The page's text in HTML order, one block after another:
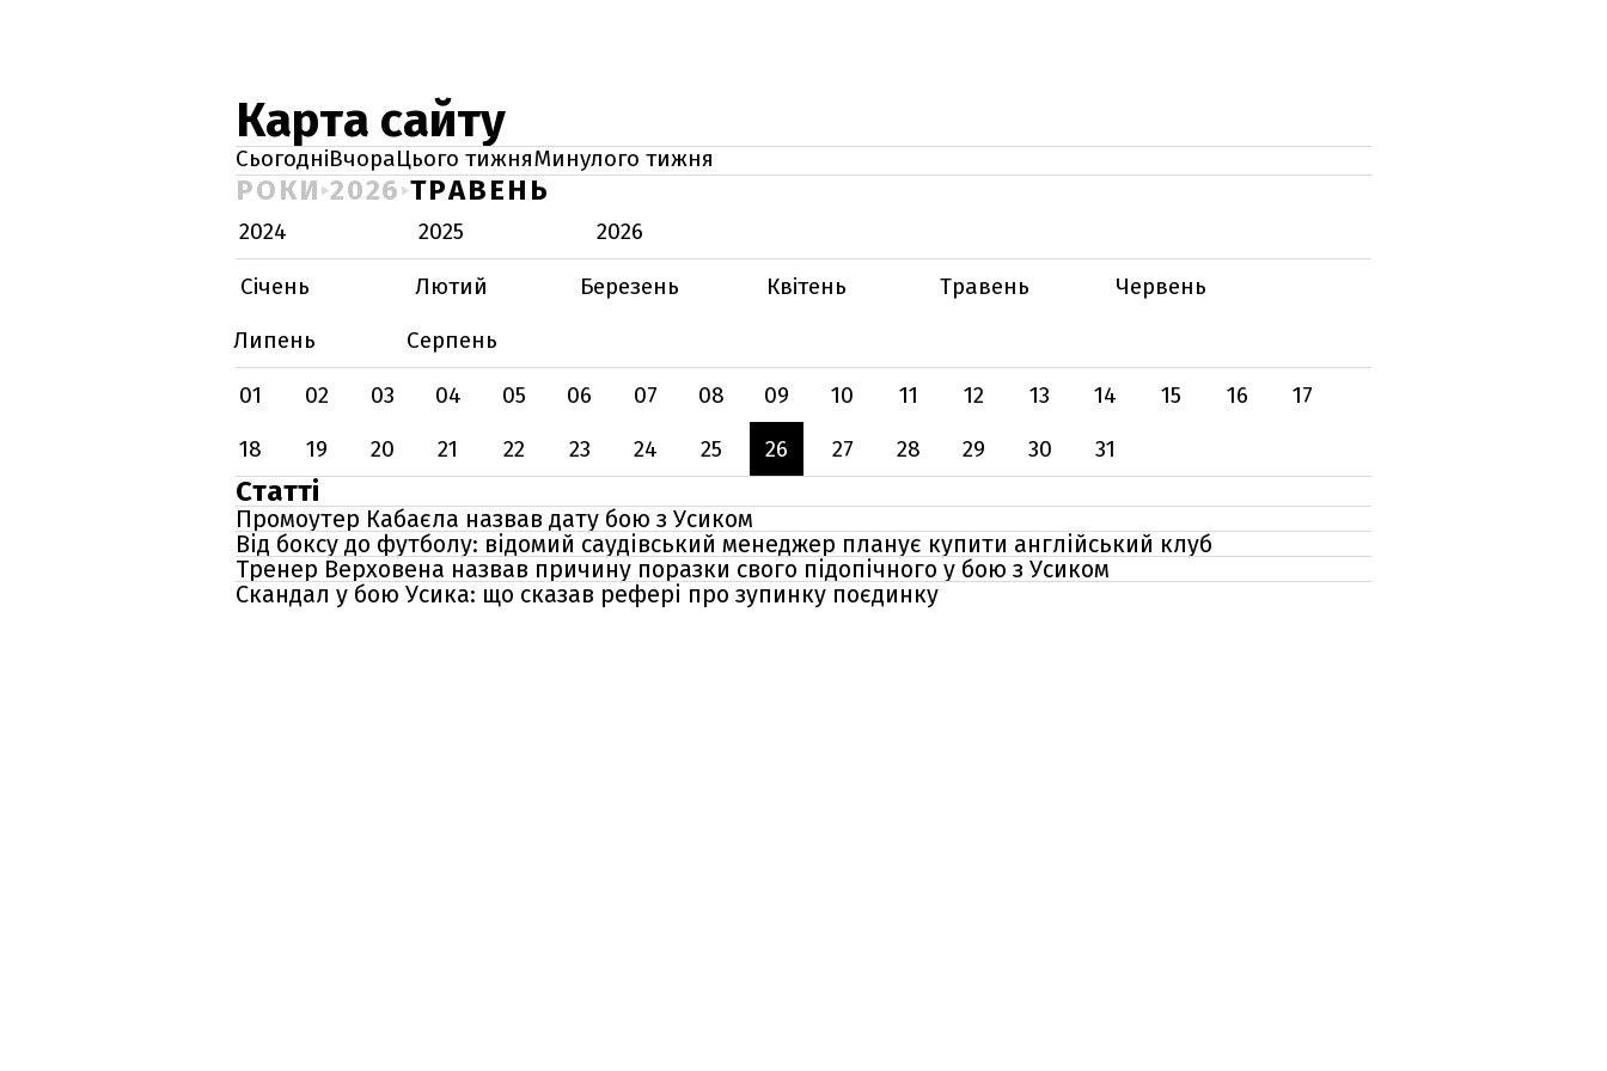
Карта сайту
СьогодніВчораЦього тижняМинулого тижня
РОКИ 2026 ТРАВЕНЬ
2024 2025
2026
Січень
Лютий Березень Квітень Травень
Червень
Липень
Серпень
01
02 03 04 05 06 07 08 09 10 11 12 13 14 15 16
17
18
19 20 21 22 23 24 25 26 27 28 29 30 31
Статті
Промоутер Кабаєла назвав дату бою з Усиком
Від боксу до футболу: відомий саудівський менеджер планує купити англійський клуб
Тренер Верховена назвав причину поразки свого підопічного у бою з Усиком
Скандал у бою Усика: що сказав рефері про зупинку поєдинку